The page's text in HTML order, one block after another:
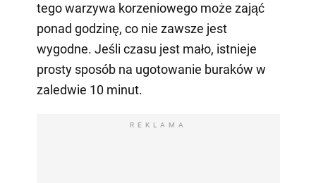
tego warzywa korzeniowego może zająć
ponad godzinę, co nie zawsze jest
wygodne. Jeśli czasu jest mało, istnieje
prosty sposób na ugotowanie buraków w
zaledwie 10 minut.
REKLAMA